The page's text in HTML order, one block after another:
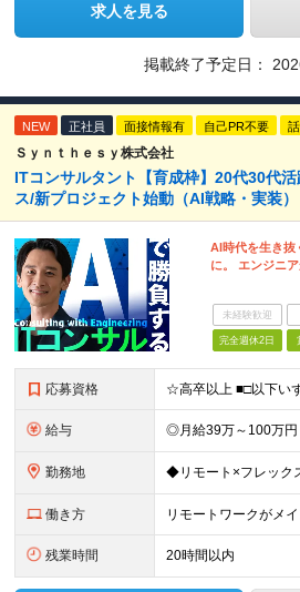
求人を見る
掲載終了予定日：
NEW 正社員 面接情報有 自己PR不要
Ｓｙｎｔｈｅｓｙ株式会社
ITコンサルタント【育成枠】20代30代
ス/新プロジェクト始動（AI戦略・実装）
AI時代を生き抜
に。 エンジニ
未経験歓迎
完全週休2日
応募資格
給与
勤務地
働き方 リモートワークがメ
残業時間 20時間以内